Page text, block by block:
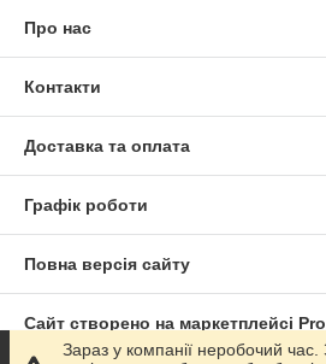
Про нас
Контакти
Доставка та оплата
Графік роботи
Повна версія сайту
Сайт створено на маркетплейсі
Зараз у компанії неробочий